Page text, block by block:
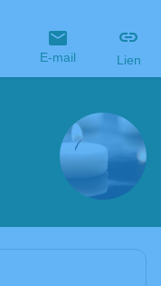
E-mail Lien